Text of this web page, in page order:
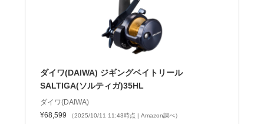
ダイワ(DAIWA) ジギングベイトリール
SALTIGA(ソルティガ)35HL
ダイワ(DAIWA)
¥68,599
（2025/10/11 11:43時点 | Amazon調べ）